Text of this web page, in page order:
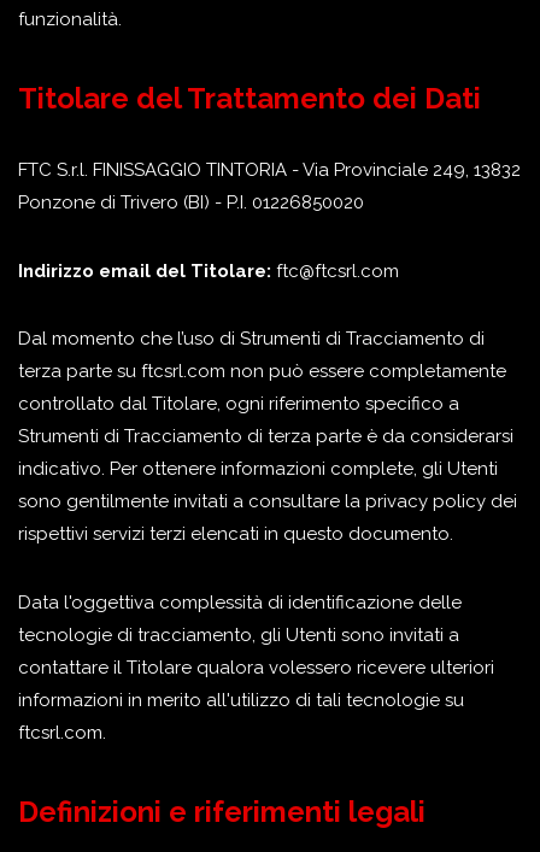
funzionalità.
Titolare del Trattamento dei Dati
FTC S.r.l. FINISSAGGIO TINTORIA - Via Provinciale 249, 13832
Ponzone di Trivero (BI) - P.I. 01226850020
Indirizzo email del Titolare: ftc@ftcsrl.com
Dal momento che l’uso di Strumenti di Tracciamento di
terza parte su ftcsrl.com non può essere completamente
controllato dal Titolare, ogni riferimento specifico a
Strumenti di Tracciamento di terza parte è da considerarsi
indicativo. Per ottenere informazioni complete, gli Utenti
sono gentilmente invitati a consultare la privacy policy dei
rispettivi servizi terzi elencati in questo documento.
Data l'oggettiva complessità di identificazione delle
tecnologie di tracciamento, gli Utenti sono invitati a
contattare il Titolare qualora volessero ricevere ulteriori
informazioni in merito all'utilizzo di tali tecnologie su
ftcsrl.com.
Definizioni e riferimenti legali